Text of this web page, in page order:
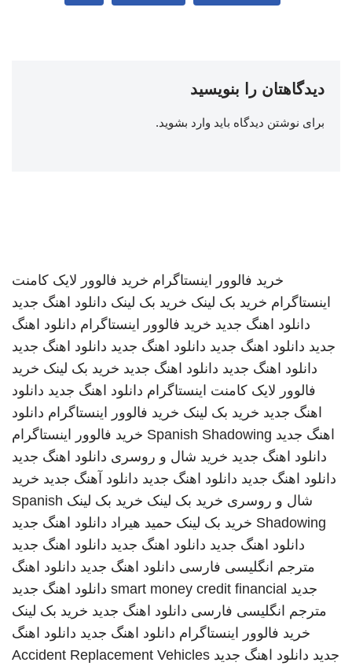
دیدگاهتان را بنویسید
برای نوشتن دیدگاه باید وارد بشوید.
خرید فالوور اینستاگرام خرید فالوور لایک کامنت
اینستاگرام خرید بک لینک خرید بک لینک دانلود اهنگ جدید
دانلود اهنگ جدید خرید فالوور اینستاگرام دانلود اهنگ
جدید دانلود اهنگ جدید دانلود اهنگ جدید دانلود اهنگ جدید
دانلود اهنگ جدید دانلود اهنگ جدید خرید بک لینک خرید
فالوور لایک کامنت اینستاگرام دانلود اهنگ جدید دانلود
اهنگ جدید خرید بک لینک خرید فالوور اینستاگرام دانلود
اهنگ جدید Spanish Shadowing خرید فالوور اینستاگرام
دانلود اهنگ جدید خرید شال و روسری دانلود اهنگ جدید
دانلود اهنگ جدید دانلود اهنگ جدید دانلود آهنگ جدید خرید
شال و روسری خرید بک لینک خرید بک لینک Spanish
Shadowing خرید بک لینک حمید هیراد دانلود اهنگ جدید
دانلود اهنگ جدید دانلود اهنگ جدید دانلود اهنگ جدید
مترجم انگلیسی فارسی دانلود اهنگ جدید دانلود اهنگ
جدید smart money credit financial دانلود اهنگ جدید
مترجم انگلیسی فارسی دانلود اهنگ جدید خرید بک لینک
خرید فالوور اینستاگرام دانلود اهنگ جدید دانلود اهنگ
جدید دانلود اهنگ جدید Accident Replacement Vehicles